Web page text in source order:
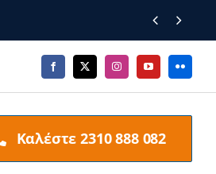
 
Καλέστε 2310 888 082